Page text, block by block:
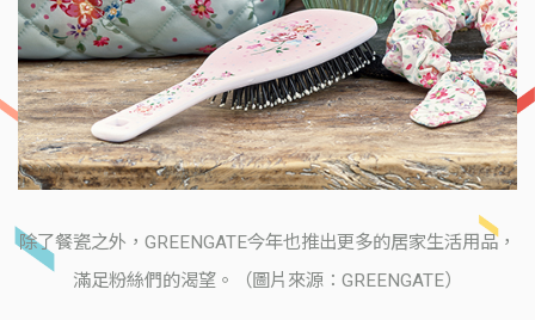
除了餐瓷之外，GREENGATE今年也推出更多的居家生活用品，
滿足粉絲們的渴望。（圖片來源：GREENGATE）